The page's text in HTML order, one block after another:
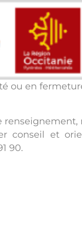
ou en
conseil et
90.